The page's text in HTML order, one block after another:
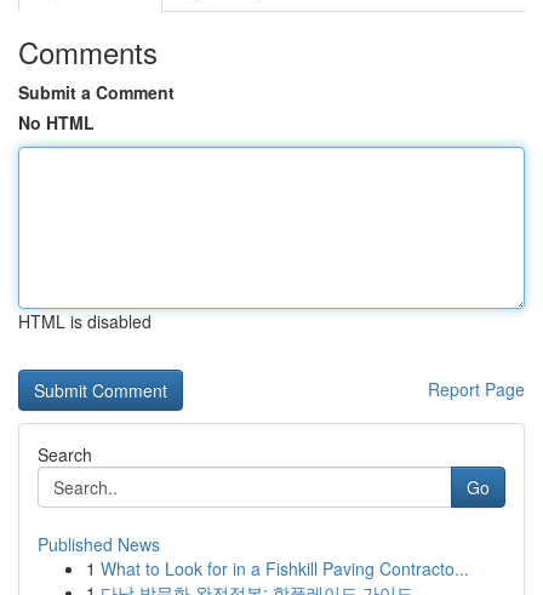
Comments
Submit a Comment
No HTML
HTML is disabled
Report Page
Search
Go
Published News
1 What to Look for in a Fishkill Paving Contracto...